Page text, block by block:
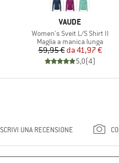
MARCHIO
VAUDE
Articolo
Women's Sveit L/S Shirt II
Gruppo di prodotti
Maglia a manica lunga
Prezzo
59,95 € Prezzo ridotto
da 41,97 €
5,0(4)
SCRIVI UNA RECENSIONE